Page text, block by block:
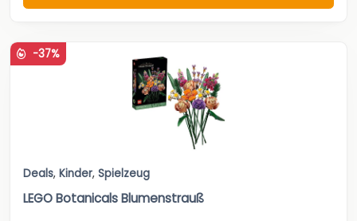
-37%
Deals, Kinder, Spielzeug
LEGO Botanicals Blumenstrauß